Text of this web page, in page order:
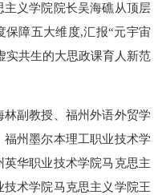
主义学院院长吴海礁从顶层
障五大维度,汇报“元宇宙
实共生的大思政课育人新范
副教授、福州外语外贸学
州墨尔本理工职业技术学
华职业技术学院马克思主
术学院马克思主义学院王